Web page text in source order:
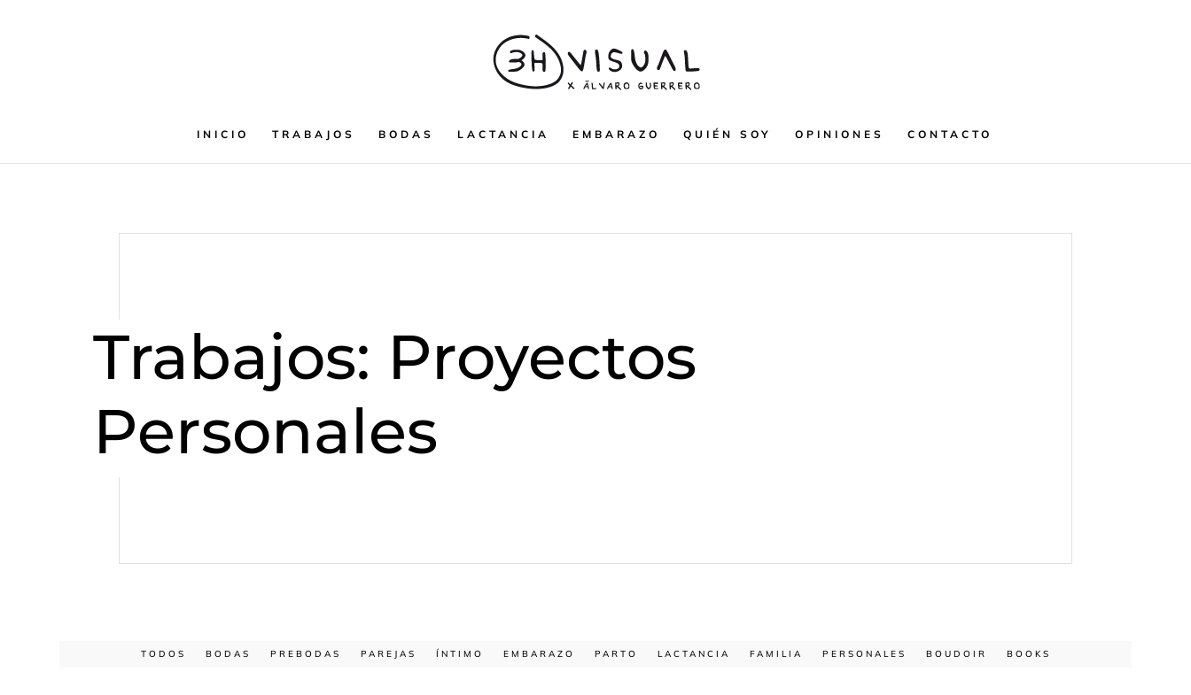
INICIO TRABAJOS BODAS LACTANCIA EMBARAZO QUIÉN SOY OPINIONES CONTACTO
Trabajos: Proyectos
Personales
TODOS BODAS PREBODAS PAREJAS ÍNTIMO EMBARAZO PARTO LACTANCIA FAMILIA PERSONALES BOUDOIR BOOKS